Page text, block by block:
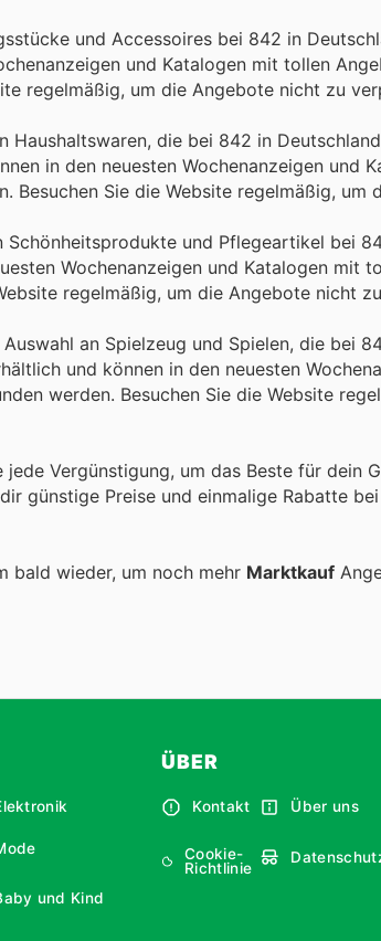
und Accessoires bei 842 in
und Katalogen mit tollen
regelmäßig, um die Angebote nicht zu
Haushaltswaren, die bei 842 in
in den neuesten Wochenanzeigen und
Besuchen Sie die Website regelmäßig, um
und Pflegeartikel bei
Wochenanzeigen und Katalogen mit
regelmäßig, um die Angebote nicht
an Spielzeug und Spielen, die bei
und können in den neuesten
werden. Besuchen Sie die Website
jede Vergünstigung, um das Beste für dein
günstige Preise und einmalige Rabatte bei
bald wieder, um noch mehr Marktkauf
und Kind
ÜBER
Kontakt Über uns
Cookie-
Richtlinie